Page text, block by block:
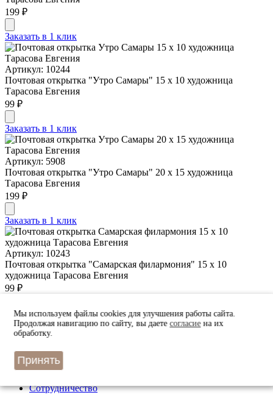
199 ₽
Заказать в 1 клик
Артикул: 10244
Почтовая открытка "Утро Самары" 15 х 10 художница
Тарасова Евгения
99 ₽
Заказать в 1 клик
Артикул: 5908
Почтовая открытка "Утро Самары" 20 х 15 художница
Тарасова Евгения
199 ₽
Заказать в 1 клик
Артикул: 10243
Почтовая открытка "Самарская филармония" 15 х 10
художница Тарасова Евгения
99 ₽
Заказать в 1 клик
Меню
Вопросы-ответы
Сотрудничество
Мы используем файлы cookies для улучшения работы сайта.
Продолжая навигацию по сайту, вы даетесогласиена их
обработку.
Принять